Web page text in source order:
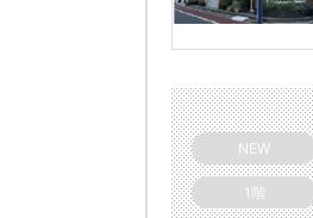
NEW
1階